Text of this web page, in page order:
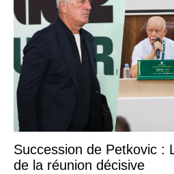
Succession de Petkovic :
de la réunion décisive